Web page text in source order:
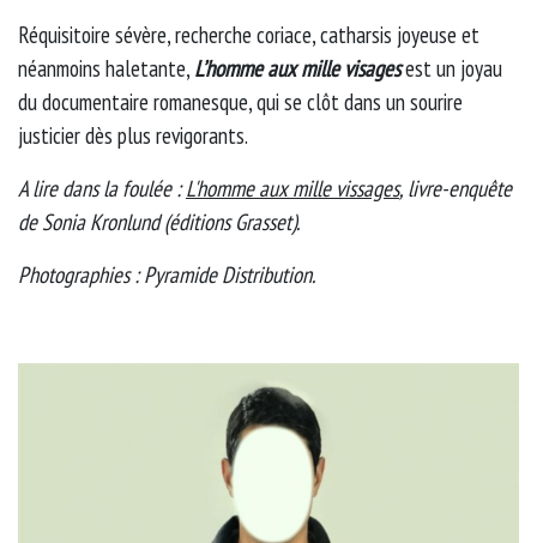
Réquisitoire sévère, recherche coriace, catharsis joyeuse et
néanmoins haletante, L’homme aux mille visagesest un joyau
du documentaire romanesque, qui se clôt dans un sourire
justicier dès plus revigorants.
A lire dans la foulée :L'homme aux mille vissages, livre-enquête
de Sonia Kronlund (éditions Grasset).
Photographies : Pyramide Distribution.